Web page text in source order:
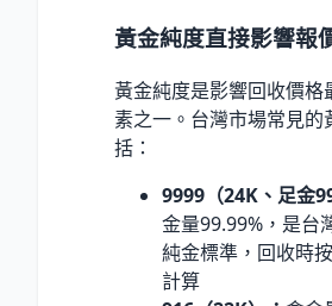
黃金純度直接影響報
黃金純度是影響回收價格
素之一。台灣市場常見的
括：
9999（24K、足金
金量99.99%，是台
純金標準，回收時
計算